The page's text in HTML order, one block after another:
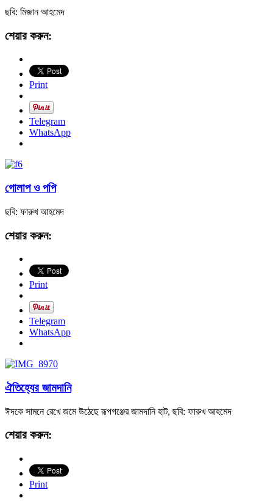
ছবি: মিজান আহমেদ
শেয়ার করুন:
Print
Telegram
WhatsApp
গোলাপ ও পপি
ছবি: ফারুখ আহমেদ
শেয়ার করুন:
Print
Telegram
WhatsApp
ঐতিহ্যের জামদানি
ঈদকে সামনে রেখে জমে উঠেছে রূপগঞ্জের জামদানি হাট, ছবি: ফারুখ আহমেদ
শেয়ার করুন:
Print